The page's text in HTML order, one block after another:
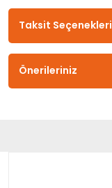
Taksit Seçenekleri
Önerileriniz